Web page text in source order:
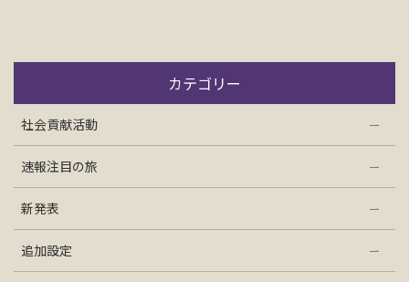
会社情報
カテゴリー
社会貢献活動
速報注目の旅
新発表
追加設定